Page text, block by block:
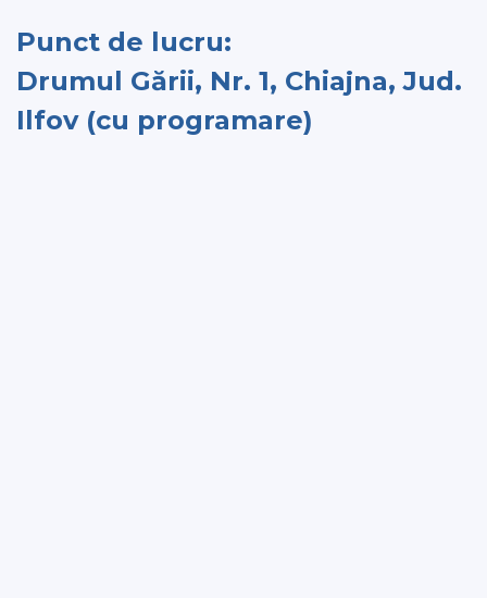
Punct de lucru:
Drumul Gării, Nr. 1, Chiajna, Jud.
Ilfov (cu programare)